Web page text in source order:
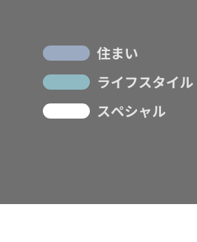
住まい
ライフスタイル
スペシャル